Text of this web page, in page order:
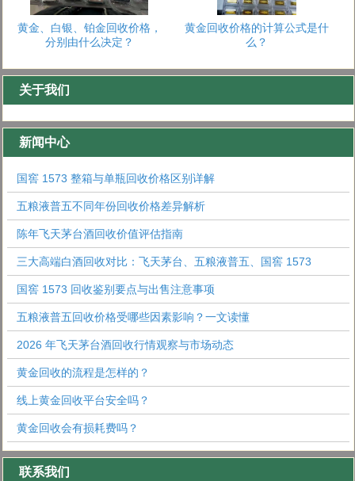
黄金、白银、铂金回收价格，
分别由什么决定？
黄金回收价格的计算公式是什
么？
关于我们
新闻中心
国窖 1573 整箱与单瓶回收价格区别详解
五粮液普五不同年份回收价格差异解析
陈年飞天茅台酒回收价值评估指南
三大高端白酒回收对比：飞天茅台、五粮液普五、国窖 1573
国窖 1573 回收鉴别要点与出售注意事项
五粮液普五回收价格受哪些因素影响？一文读懂
2026 年飞天茅台酒回收行情观察与市场动态
黄金回收的流程是怎样的？
线上黄金回收平台安全吗？
黄金回收会有损耗费吗？
联系我们